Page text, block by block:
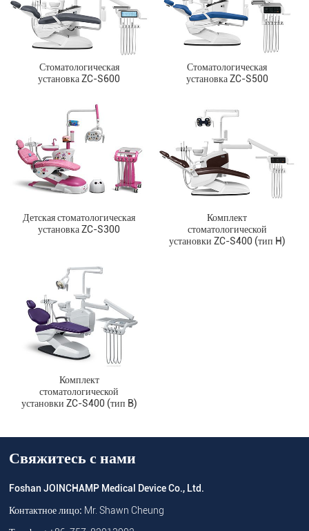
Стоматологическая
установка ZC-S600
Стоматологическая
установка ZC-S500
Детская стоматологическая
установка ZC-S300
Комплект
стоматологической
установки ZC-S400 (тип H)
Комплект
стоматологической
установки ZC-S400 (тип B)
Свяжитесь с нами
Foshan JOINCHAMP Medical Device Co., Ltd.
Контактное лицо: Mr. Shawn Cheung